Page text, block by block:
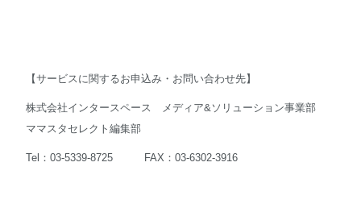
【サービスに関するお申込み・お問い合わせ先】
株式会社インタースペース メディア&ソリューション事業部
ママスタセレクト編集部
Tel：03-5339-8725 FAX：03-6302-3916